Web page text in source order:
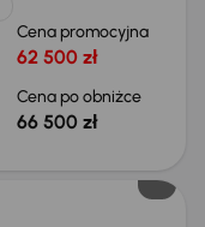
Cena promocyjna
62 500 zł
Cena po obniżce
66 500 zł